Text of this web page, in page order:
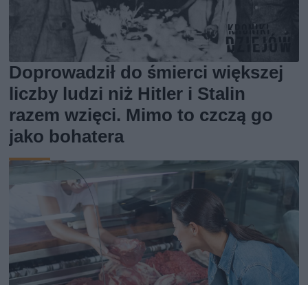
Doprowadził do śmierci większej
liczby ludzi niż Hitler i Stalin
razem wzięci. Mimo to czczą go
jako bohatera